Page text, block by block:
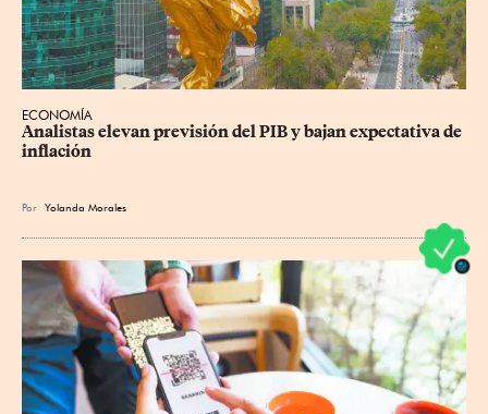
ECONOMÍA
Analistas elevan previsión del PIB y bajan expectativa de
inflación
Por Yolanda Morales